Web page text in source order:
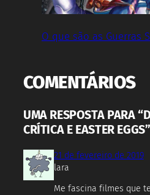
O que são as Guerras
COMENTÁRIOS
UMA RESPOSTA PARA
CRÍTICA E EASTER EGGS”
21 de fevereiro de 2019
lara
Me fascina filmes que